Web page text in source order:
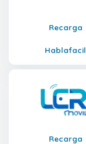
Recarga
Hablafacil
Recarga